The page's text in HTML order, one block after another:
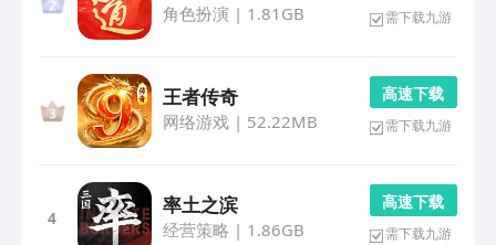
角色扮演 | 1.81GB 需下载九游
王者传奇
网络游戏| 52.22MB
高 速 下 载
需下载九游
4
率土之滨
经营策略 | 1.86GB
高 速 下 载
需下载九游